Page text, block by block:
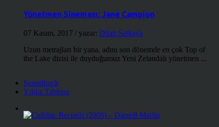
Yönetmen Sineması: Jane Campion
07 Kasım, 2017 / yazar: Dilan Salkaya
Uzun metrajları bir yana, adını son dönemde en çok Top of
the Lake dizisi ile duyduğumuz Yeni Zelandalı yönetmen ...
Soundtrack
Yıldız Tablosu